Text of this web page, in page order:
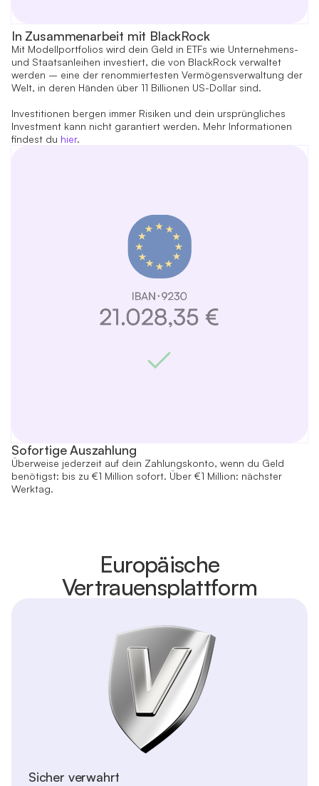
In Zusammenarbeit mit BlackRock
Mit Modellportfolios wird dein Geld in ETFs wie Unternehmens-
und Staatsanleihen investiert, die von BlackRock verwaltet
werden – eine der renommiertesten Vermögensverwaltung der
Welt, in deren Händen über 11 Billionen US-Dollar sind.
Investitionen bergen immer Risiken und dein ursprüngliches
Investment kann nicht garantiert werden. Mehr Informationen
findest du hier.
Sofortige Auszahlung
Überweise jederzeit auf dein Zahlungskonto, wenn du Geld
benötigst: bis zu €1 Million sofort. Über €1 Million: nächster
Werktag.
Europäische
Vertrauensplattform
Sicher verwahrt